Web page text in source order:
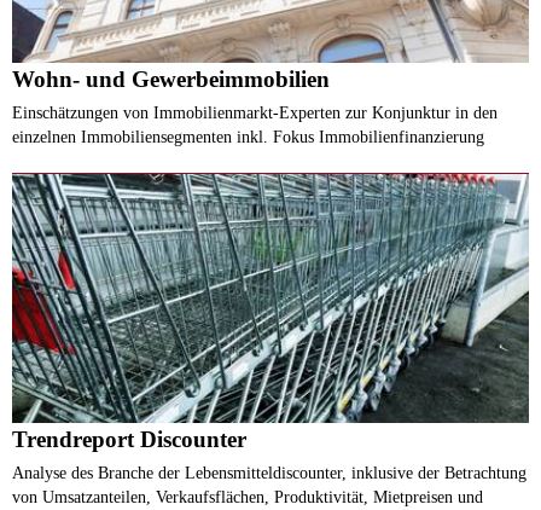
Wohn- und Gewerbeimmobilien
Einschätzungen von Immobilienmarkt-Experten zur Konjunktur in den
einzelnen Immobiliensegmenten inkl. Fokus Immobilienfinanzierung
Trendreport Discounter
Analyse des Branche der Lebensmitteldiscounter, inklusive der Betrachtung
von Umsatzanteilen, Verkaufsflächen, Produktivität, Mietpreisen und